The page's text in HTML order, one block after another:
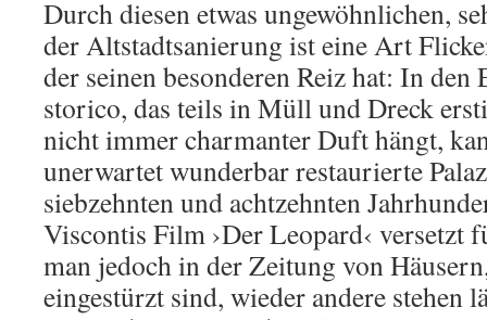
Durch diesen etwas ungewöhnlichen,
der Altstadtsanierung ist eine Art
der seinen besonderen Reiz hat: In den
storico, das teils in Müll und Dreck
nicht immer charmanter Duft hängt,
unerwartet wunderbar restaurierte
siebzehnten und achtzehnten
Viscontis Film ›Der Leopard‹ versetzt
man jedoch in der Zeitung von
eingestürzt sind, wieder andere stehen